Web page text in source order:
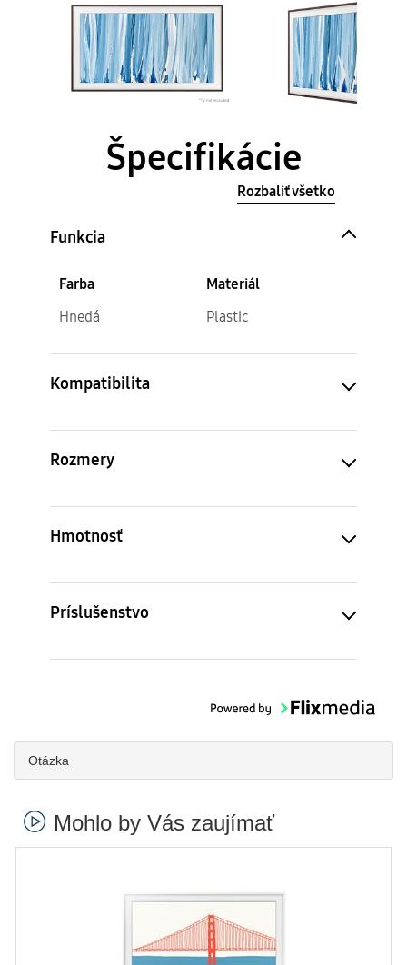
Špecifikácie
Rozbaliť všetko
Funkcia
Farba
Hnedá
Materiál
Plastic
Kompatibilita
Rozmery
Hmotnosť
Príslušenstvo
Otázka
Mohlo by Vás zaujímať